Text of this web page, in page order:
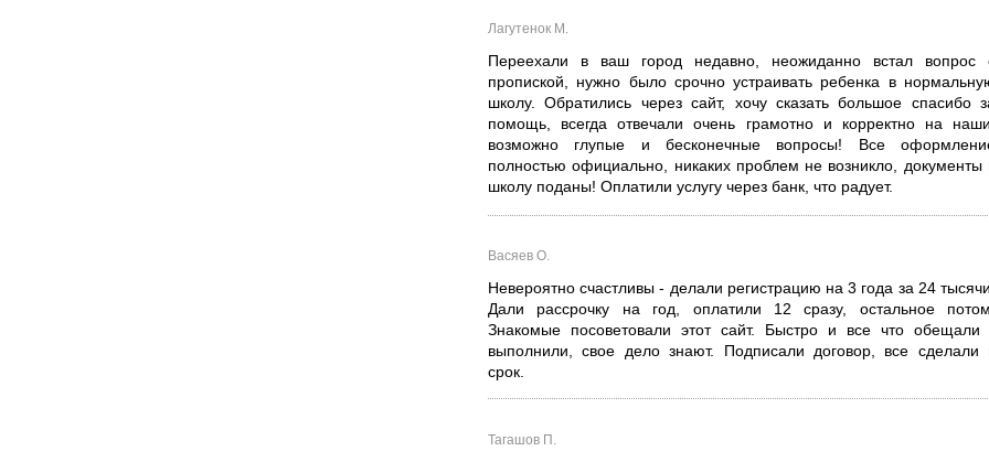
Лагутенок М.
Переехали в ваш город недавно, неожиданно встал вопрос
пропиской, нужно было срочно устраивать ребенка в
школу. Обратились через сайт, хочу сказать большое спасибо
помощь, всегда отвечали очень грамотно и корректно на наши,
возможно глупые и бесконечные вопросы! Все
полностью официально, никаких проблем не возникло, документы
школу поданы! Оплатили услугу через банк, что радует.
Васяев О.
Невероятно счастливы - делали регистрацию на 3 года за 24 тысячи.
Дали рассрочку на год, оплатили 12 сразу, остальное потом.
Знакомые посоветовали этот сайт. Быстро и все что обещали
выполнили, свое дело знают. Подписали договор, все сделали
срок.
Тагашов П.